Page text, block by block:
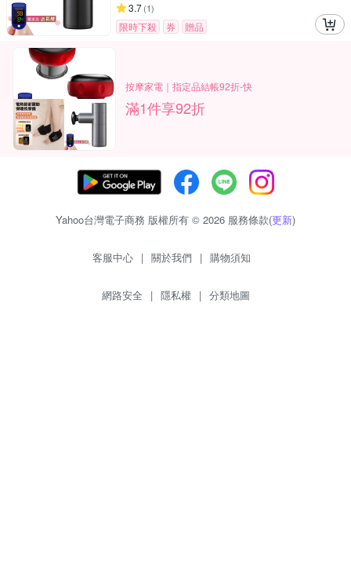
3.7(1)
限時下殺 券 贈品
按摩家電｜指定品結帳92折-快
滿1件享92折
Yahoo台灣電子商務 版權所有 © 2026 服務條款(更新)
客服中心 | 關於我們 | 購物須知
網路安全 | 隱私權 | 分類地圖